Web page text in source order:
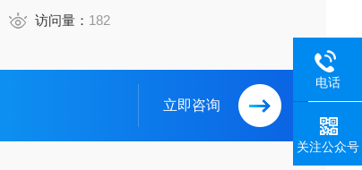
访问量： 182
立即咨询
电话
关注公众号